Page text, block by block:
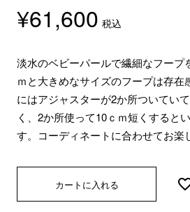
¥61,600 税込
淡水のベビーパールで繊細なフープ
ｍと大きめなサイズのフープは存在
にはアジャスターが2か所ついてい
く、2か所使って10ｃｍ短くすると
す。コーディネートに合わせてお楽
カートに入れる